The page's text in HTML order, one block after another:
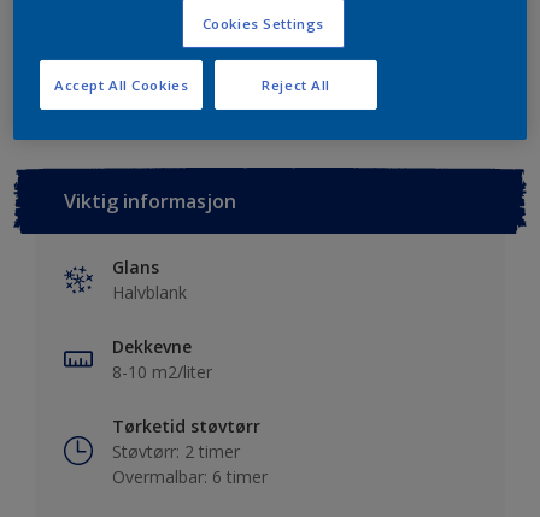
Lagre i dine prosjekter Finn en forhandler
Viktig informasjon
Glans
Halvblank
Dekkevne
8-10 m2/liter
Tørketid støvtørr
Støvtørr: 2 timer
Overmalbar: 6 timer
Cookies Settings
Reject All
Accept All Cookies